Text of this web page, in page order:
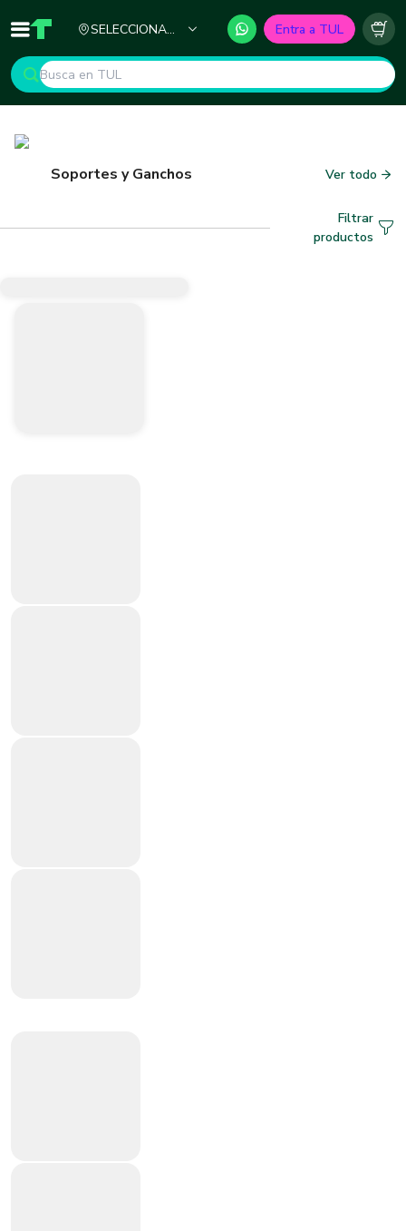
Inicio TUL - Tu Marketplace de Construcción
SELECCIONA
Entra a TUL
Soportes y Ganchos Ver todo
Filtrar
productos